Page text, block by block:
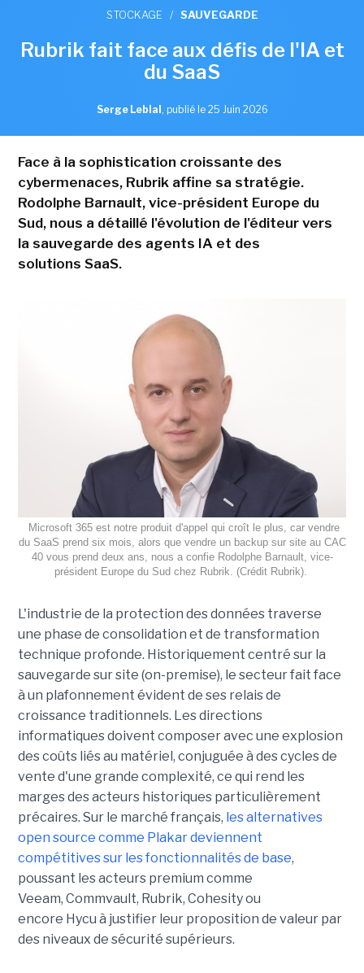
STOCKAGE / SAUVEGARDE
Rubrik fait face aux défis de l'IA et
du SaaS
Serge Leblal , publié le 25 Juin 2026
Face à la sophistication croissante des
cybermenaces, Rubrik affine sa stratégie.
Rodolphe Barnault, vice-président Europe du
Sud, nous a détaillé l'évolution de l'éditeur vers
la sauvegarde des agents IA et des
solutions SaaS.
Microsoft 365 est notre produit d'appel qui croît le plus, car vendre
du SaaS prend six mois, alors que vendre un backup sur site au CAC
40 vous prend deux ans, nous a confie Rodolphe Barnault, vice-
président Europe du Sud chez Rubrik. (Crédit Rubrik).
L'industrie de la protection des données traverse
une phase de consolidation et de transformation
technique profonde. Historiquement centré sur la
sauvegarde sur site (on-premise), le secteur fait face
à un plafonnement évident de ses relais de
croissance traditionnels. Les directions
informatiques doivent composer avec une explosion
des coûts liés au matériel, conjuguée à des cycles de
vente d'une grande complexité, ce qui rend les
marges des acteurs historiques particulièrement
précaires. Sur le marché français, les alternatives
open source comme Plakar deviennent
compétitives sur les fonctionnalités de base,
poussant les acteurs premium comme
Veeam, Commvault, Rubrik, Cohesity ou
encore Hycu à justifier leur proposition de valeur par
des niveaux de sécurité supérieurs.